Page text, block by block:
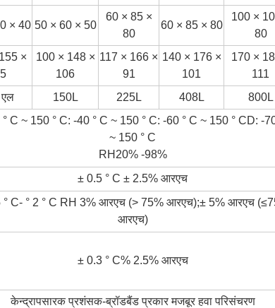
× 40 50 × 60 × 50
60 × 85 ×
80
60 × 85 × 80
100 ×
80
×
100 × 148 ×
106
117 × 166 ×
91
140 × 176 ×
101
170 ×
111
150L 225L 408L 800L
C ~ 150 ° C: -40 ° C ~ 150 ° C: -60 ° C ~ 150 ° CD: -
~ 150 ° C
RH20% -98%
± 0.5 ° C ± 2.5% आरएच
° C- ° 2 ° C RH 3% आरएच (> 75% आरएच);± 5% आरएच
आरएच)
± 0.3 ° C% 2.5% आरएच
केन्द्रापसारक प्रशंसक-ब्रॉडबैंड प्रकार मजबूर हवा परिसंचरण